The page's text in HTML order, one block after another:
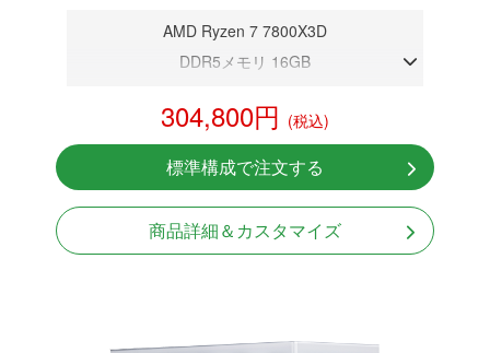
AMD Ryzen 7 7800X3D
DDR5メモリ 16GB
NVMeSSD 1TB
Windows11 Home 64bit
304,800円 (税込)
標準構成で注文する
商品詳細＆カスタマイズ